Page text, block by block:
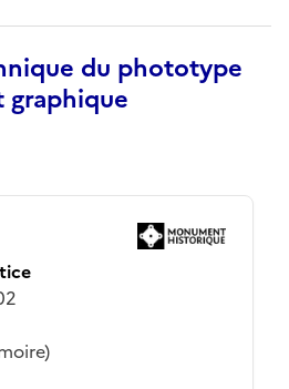
du phototype
graphique